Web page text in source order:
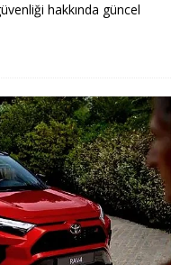
hakkında güncel